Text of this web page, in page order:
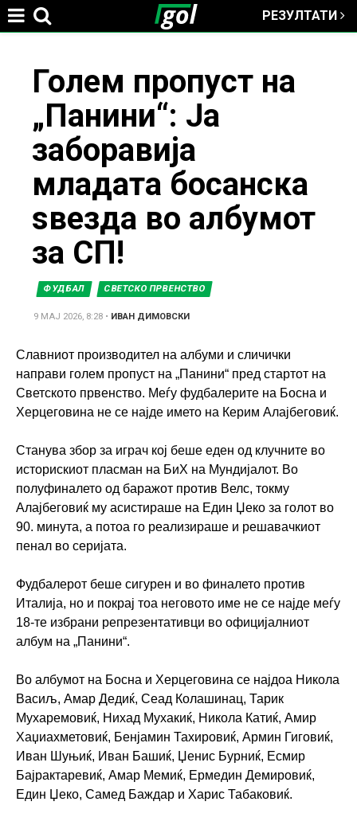
РЕЗУЛТАТИ
here
Голем пропуст на
„Панини“: Ја
заборавија
младата босанска
ѕвезда во албумот
за СП!
ФУДБАЛ СВЕТСКО ПРВЕНСТВО
9 МАЈ 2026, 8:28 • ИВАН ДИМОВСКИ
Славниот производител на албуми и сличички
направи голем пропуст на „Панини“ пред стартот на
Светското првенство. Меѓу фудбалерите на Босна и
Херцеговина не се најде името на Керим Алајбеговиќ.
Станува збор за играч кој беше еден од клучните во
историскиот пласман на БиХ на Мундијалот. Во
полуфиналето од баражот против Велс, токму
Алајбеговиќ му асистираше на Един Џеко за голот во
90. минута, а потоа го реализираше и решавачкиот
пенал во серијата.
Фудбалерот беше сигурен и во финалето против
Италија, но и покрај тоа неговото име не се најде меѓу
18-те избрани репрезентативци во официјалниот
албум на „Панини“.
Во албумот на Босна и Херцеговина се најдоа Никола
Васиљ, Амар Дедиќ, Сеад Колашинац, Тарик
Мухаремовиќ, Нихад Мухакиќ, Никола Катиќ, Амир
Хаџиахметовиќ, Бенјамин Тахировиќ, Армин Гиговиќ,
Иван Шуњиќ, Иван Башиќ, Џенис Бурниќ, Есмир
Бајрактаревиќ, Амар Мемиќ, Ермедин Демировиќ,
Един Џеко, Самед Баждар и Харис Табаковиќ.